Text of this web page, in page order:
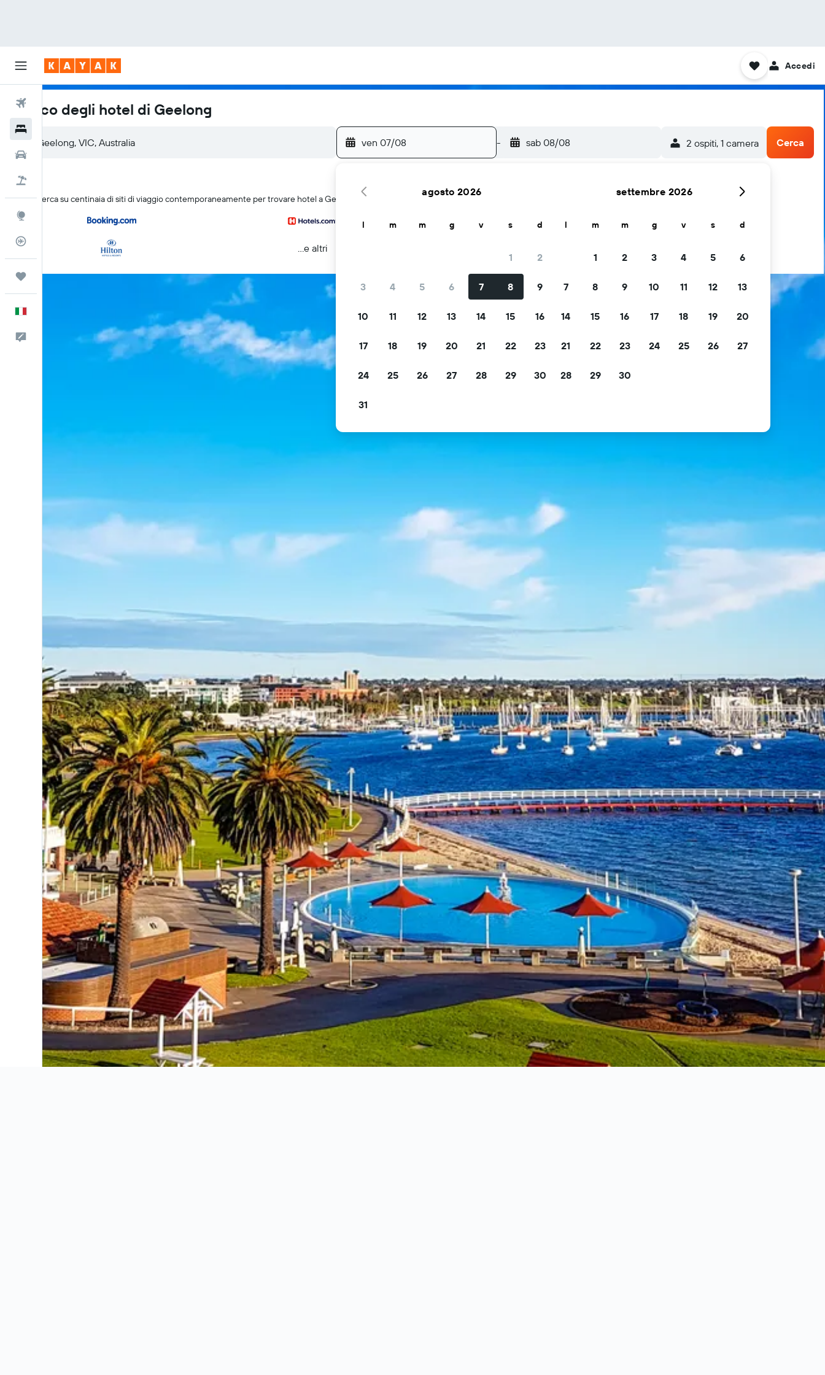
Accedi
Trips
Commenti
Elenco degli hotel di Geelong
Geelong, VIC, Australia ven 07/08 - sab 08/08 2 ospiti, 1 camera Cerca
KAYAK cerca su centinaia di siti di viaggio contemporaneamente per trovare hotel a Geelong
...e altri
agosto 2026
l m m g v s d
1 2
3 4 5 6 7 8 9
10 11 12 13 14 15 16
17 18 19 20 21 22 23
24 25 26 27 28 29 30
31
settembre 2026
l m m g v s d
1 2 3 4 5 6
7 8 9 10 11 12 13
14 15 16 17 18 19 20
21 22 23 24 25 26 27
28 29 30